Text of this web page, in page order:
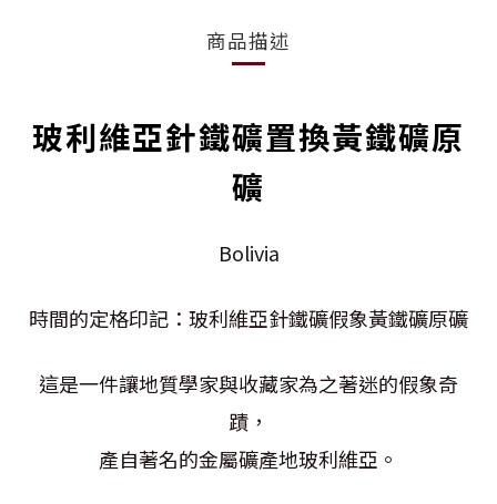
商品描述
玻利維亞針鐵礦置換黃鐵礦原
礦
Bolivia
時間的定格印記：玻利維亞針鐵礦假象黃鐵礦原礦
這是一件讓地質學家與收藏家為之著迷的假象奇
蹟，
產自著名的金屬礦產地玻利維亞。